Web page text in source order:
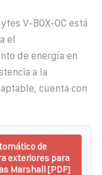
V-BOX-OC está
el
de energía en
a la
cuenta con
de
exteriores para
Marshall [PDF]